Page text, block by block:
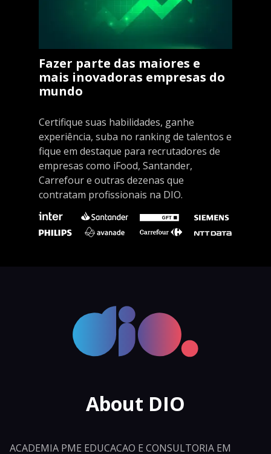
Fazer parte das maiores e
mais inovadoras empresas do
mundo
Certifique suas habilidades, ganhe
experiência, suba no ranking de talentos e
fique em destaque para recrutadores de
empresas como iFood, Santander,
Carrefour e outras dezenas que
contratam profissionais na DIO.
About DIO
ACADEMIA PME EDUCACAO E CONSULTORIA EM